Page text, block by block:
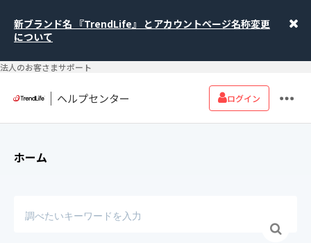
新ブランド名 『TrendLife』 とアカウントページ名称変更
について
法人のお客さまサポート
ヘルプセンター ログイン
ホーム